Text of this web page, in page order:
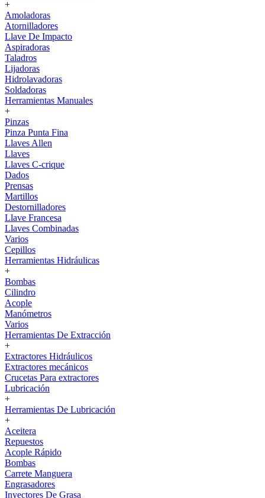
+
Amoladoras
Atornilladores
Llave De Impacto
Aspiradoras
Taladros
Lijadoras
Hidrolavadoras
Soldadoras
Herramientas Manuales
+
Pinzas
Pinza Punta Fina
Llaves Allen
Llaves
Llaves C-crique
Dados
Prensas
Martillos
Destornilladores
Llave Francesa
Llaves Combinadas
Varios
Cepillos
Herramientas Hidráulicas
+
Bombas
Cilindro
Acople
Manómetros
Varios
Herramientas De Extracción
+
Extractores Hidráulicos
Extractores mecánicos
Crucetas Para extractores
Lubricación
+
Herramientas De Lubricación
+
Aceitera
Repuestos
Acople Rápido
Bombas
Carrete Manguera
Engrasadores
Inyectores De Grasa